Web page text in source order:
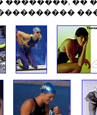
��������, ��